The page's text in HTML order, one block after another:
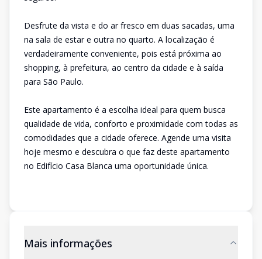
Desfrute da vista e do ar fresco em duas sacadas, uma
na sala de estar e outra no quarto. A localização é
verdadeiramente conveniente, pois está próxima ao
shopping, à prefeitura, ao centro da cidade e à saída
para São Paulo.
Este apartamento é a escolha ideal para quem busca
qualidade de vida, conforto e proximidade com todas as
comodidades que a cidade oferece. Agende uma visita
hoje mesmo e descubra o que faz deste apartamento
no Edifício Casa Blanca uma oportunidade única.
Mais informações